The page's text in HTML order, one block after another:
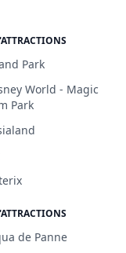
Park
World - Magic
Park
de Panne